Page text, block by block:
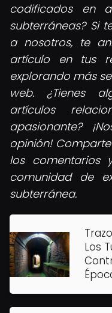
codificados en
subterráneas? Si
a nosotros, te
artículo en tus
explorando más
web. ¿Tienes
artículos
apasionante?
opinión!
los comentarios
comunidad de
subterránea.
Los